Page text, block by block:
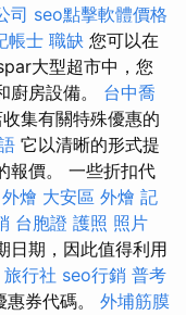
司 seo點擊軟體價格
帳士 職缺 您可以在
大型超市中，您
廚房設備。 台中喬
集有關特殊優惠的
它以清晰的形式提
報價。 一些折扣代
燴 大安區 外燴 記
台胞證 護照 照片
日期，因此值得利用
行社 seo行銷 普考
券代碼。 外埔筋膜